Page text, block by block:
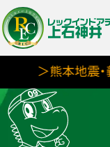
＞熊本地震